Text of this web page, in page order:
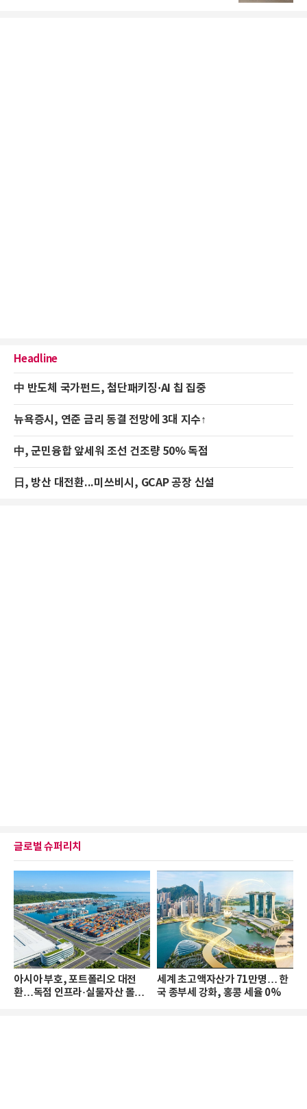
Headline
中 반도체 국가펀드, 첨단패키징·AI 칩 집중
뉴욕증시, 연준 금리 동결 전망에 3대 지수↑
中, 군민융합 앞세워 조선 건조량 50% 독점
日, 방산 대전환...미쓰비시, GCAP 공장 신설
글로벌 슈퍼리치
아시아 부호, 포트폴리오 대전
환…독점 인프라·실물자산 몰린
세계 초고액자산가 71만명… 한
국 종부세 강화, 홍콩 세율 0%